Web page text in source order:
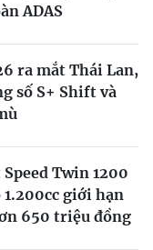
ADAS
ra mắt Thái Lan,
số S+ Shift và
Twin 1200
giới hạn
650 triệu đồng